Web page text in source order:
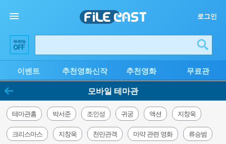
로그인
이벤트 추천영화신작 추천영화 무료관
모바일 테마관
테마관홈 박서준 조인성 귀궁 액션 지창욱
크리스마스 지창욱 천만관객 마약 관련 영화 류승범